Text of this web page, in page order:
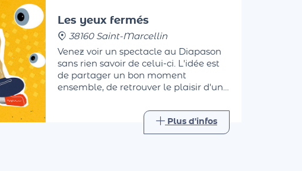
Les yeux fermés
38160 Saint-Marcellin
Venez voir un spectacle au Diapason
sans rien savoir de celui-ci. L'idée est
de partager un bon moment
ensemble, de retrouver le plaisir d'une
Plus d'infos